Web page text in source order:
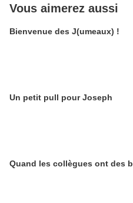
Vous aimerez aussi
Bienvenue des J(umeaux) !
Un petit pull pour Joseph
Quand les collègues ont des